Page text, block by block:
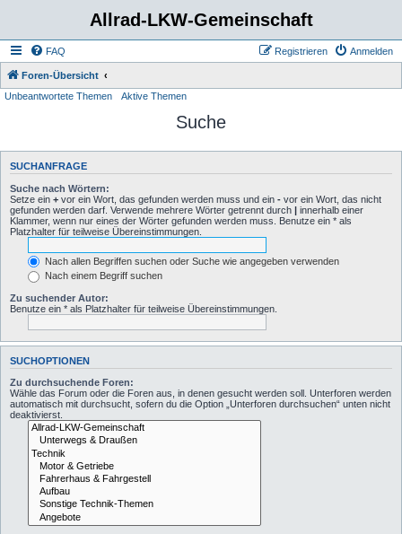
Allrad-LKW-Gemeinschaft
FAQ Anmelden
Registrieren
Foren-Übersicht
Unbeantwortete Themen
Aktive Themen
Suche
SUCHANFRAGE
Suche nach Wörtern:
Setze ein + vor ein Wort, das gefunden werden muss und ein - vor ein Wort, das nicht
gefunden werden darf. Verwende mehrere Wörter getrennt durch | innerhalb einer
Klammer, wenn nur eines der Wörter gefunden werden muss. Benutze ein * als
Platzhalter für teilweise Übereinstimmungen.
Nach allen Begriffen suchen oder Suche wie angegeben verwenden
Nach einem Begriff suchen
Zu suchender Autor:
Benutze ein * als Platzhalter für teilweise Übereinstimmungen.
SUCHOPTIONEN
Zu durchsuchende Foren:
Wähle das Forum oder die Foren aus, in denen gesucht werden soll. Unterforen werden
automatisch mit durchsucht, sofern du die Option „Unterforen durchsuchen“ unten nicht
deaktivierst.